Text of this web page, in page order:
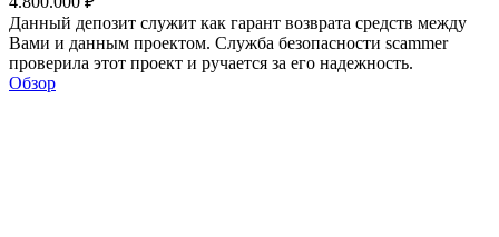
Данный депозит служит как гарант возврата средств между
Вами и данным проектом. Служба безопасности scammer
проверила этот проект и ручается за его надежность.
Обзор